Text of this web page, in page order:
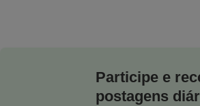
Participe e
postagens